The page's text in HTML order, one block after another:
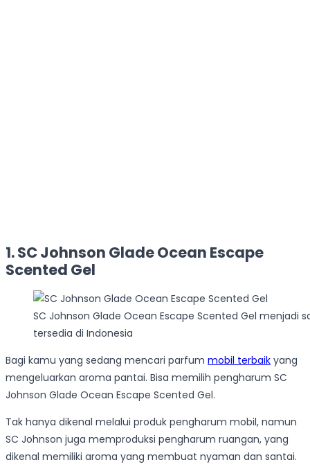
1. SC Johnson Glade Ocean Escape
Scented Gel
SC Johnson Glade Ocean Escape Scented Gel
tersedia di Indonesia
Bagi kamu yang sedang mencari parfum mobil terbaik yang
mengeluarkan aroma pantai. Bisa memilih pengharum SC
Johnson Glade Ocean Escape Scented Gel.
Tak hanya dikenal melalui produk pengharum mobil, namun
SC Johnson juga memproduksi pengharum ruangan, yang
dikenal memiliki aroma yang membuat nyaman dan santai.